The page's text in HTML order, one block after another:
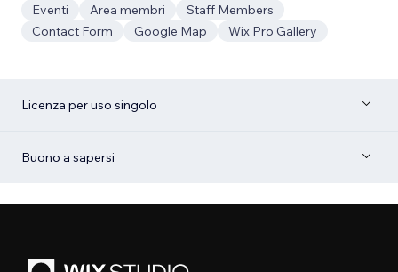
Eventi
Area membri
Staff Members
Contact Form
Google Map Wix Pro Gallery
Licenza per uso singolo
Buono a sapersi